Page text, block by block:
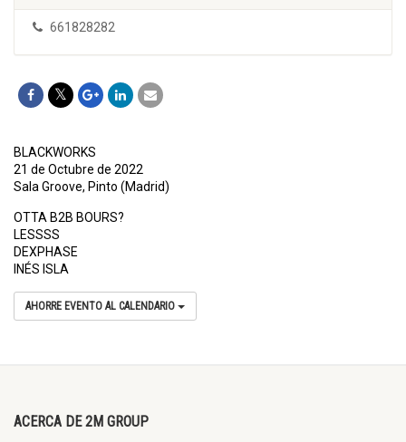
661828282
BLACKWORKS
21 de Octubre de 2022
Sala Groove, Pinto (Madrid)
OTTA B2B BOURS?
LESSSS
DEXPHASE
INÉS ISLA
AHORRE EVENTO AL CALENDARIO
ACERCA DE 2M GROUP